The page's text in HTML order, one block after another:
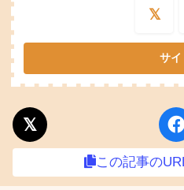
この記事の